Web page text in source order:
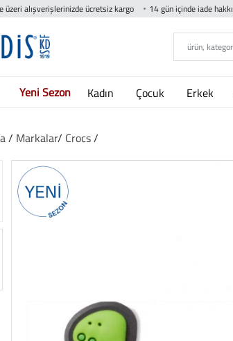
üzeri alışverişlerinizde ücretsiz kargo 14 gün içinde iade hakkı
Yeni Sezon Kadın Çocuk Erkek
/ Markalar/ Crocs/